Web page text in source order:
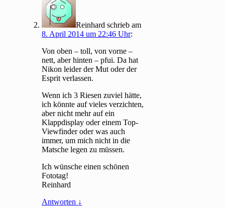
Reinhard schrieb am
8. April 2014 um 22:46 Uhr:
Von oben – toll, von vorne –
nett, aber hinten – pfui. Da hat
Nikon leider der Mut oder der
Esprit verlassen.
Wenn ich 3 Riesen zuviel hätte,
ich könnte auf vieles verzichten,
aber nicht mehr auf ein
Klappdisplay oder einem Top-
Viewfinder oder was auch
immer, um mich nicht in die
Matsche legen zu müssen.
Ich wünsche einen schönen
Fototag!
Reinhard
Antworten ↓